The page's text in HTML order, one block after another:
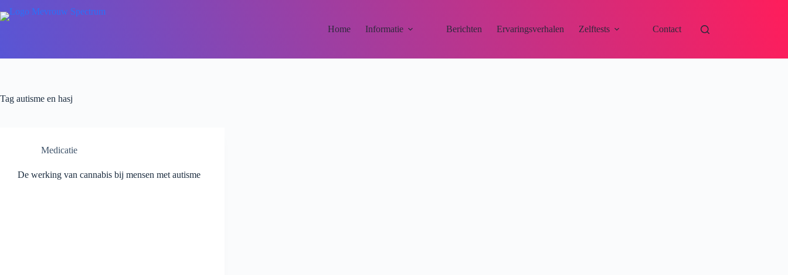
Home Informatie Berichten Ervaringsverhalen Zelftests Contact
Tag autisme en hasj
Medicatie
De werking van cannabis bij mensen met autisme